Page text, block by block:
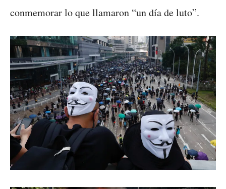
conmemorar lo que llamaron “un día de luto”.